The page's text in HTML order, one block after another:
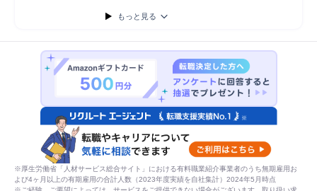
もっと見る
※厚生労働省「人材サービス総合サイト」における有料職業紹介事業者のうち無期雇用お
よび4ヶ月以上の有期雇用の合計人数（2023年度実績を自社集計）2024年5月時点